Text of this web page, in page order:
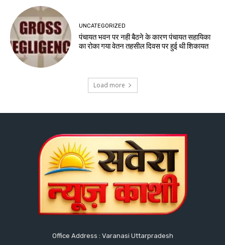
UNCATEGORIZED
पंचायत भवन पर नही बैठने के कारण पंचायत सहायिका
का रोका गया वेतन तहसील दिवस पर हुई थी शिकायत
Load more
Office Address : Varanasi Uttarpradesh